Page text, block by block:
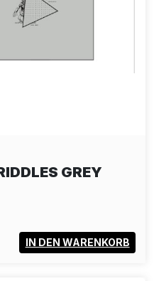
GREY
IN DEN WARENKORB